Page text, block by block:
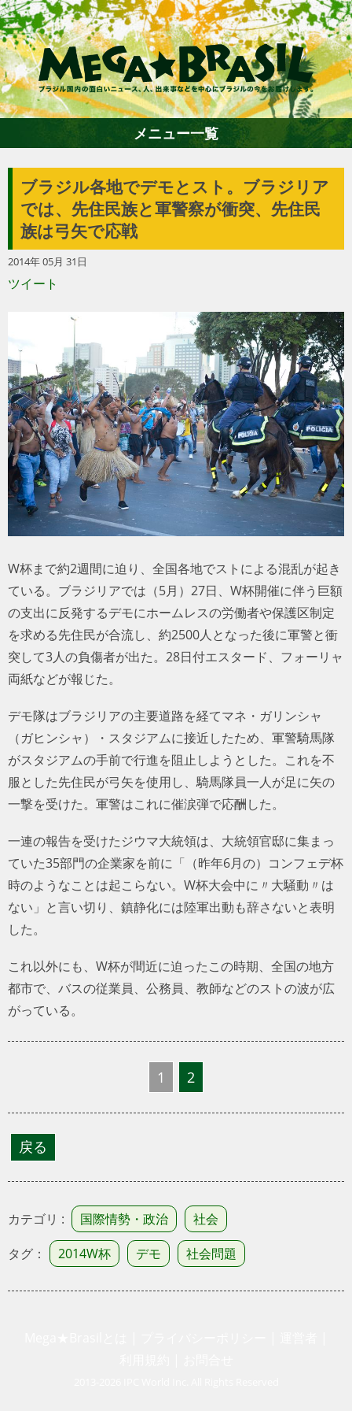
ホーム
ファション
グルメ
トラベル
サッカー
PEOPLE
ビジネス
コラム
メニュー一覧
ブラジル各地でデモとスト。ブラジリア
では、先住民族と軍警察が衝突、先住民
族は弓矢で応戦
2014年 05月 31日
ツイート
W杯まで約2週間に迫り、全国各地でストによる混乱が起き
ている。ブラジリアでは（5月）27日、W杯開催に伴う巨額
の支出に反発するデモにホームレスの労働者や保護区制定
を求める先住民が合流し、約2500人となった後に軍警と衝
突して3人の負傷者が出た。28日付エスタード、フォーリャ
両紙などが報じた。
デモ隊はブラジリアの主要道路を経てマネ・ガリンシャ
（ガヒンシャ）・スタジアムに接近したため、軍警騎馬隊
がスタジアムの手前で行進を阻止しようとした。これを不
服とした先住民が弓矢を使用し、騎馬隊員一人が足に矢の
一撃を受けた。軍警はこれに催涙弾で応酬した。
一連の報告を受けたジウマ大統領は、大統領官邸に集まっ
ていた35部門の企業家を前に「（昨年6月の）コンフェデ杯
時のようなことは起こらない。W杯大会中に〃大騒動〃は
ない」と言い切り、鎮静化には陸軍出動も辞さないと表明
した。
これ以外にも、W杯が間近に迫ったこの時期、全国の地方
都市で、バスの従業員、公務員、教師などのストの波が広
がっている。
1 2
カテゴリ : 国際情勢・政治
社会
タグ：
2014W杯 デモ 社会問題